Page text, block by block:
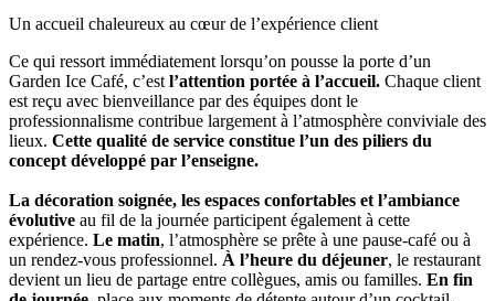
Un accueil chaleureux au cœur de l’expérience client
Ce qui ressort immédiatement lorsqu’on pousse la porte d’un
Garden Ice Café, c’est l’attention portée à l’accueil. Chaque client
est reçu avec bienveillance par des équipes dont le
professionnalisme contribue largement à l’atmosphère conviviale des
lieux. Cette qualité de service constitue l’un des piliers du
concept développé par l’enseigne.
La décoration soignée, les espaces confortables et l’ambiance
évolutive au fil de la journée participent également à cette
expérience. Le matin, l’atmosphère se prête à une pause-café ou à
un rendez-vous professionnel. À l’heure du déjeuner, le restaurant
devient un lieu de partage entre collègues, amis ou familles. En fin